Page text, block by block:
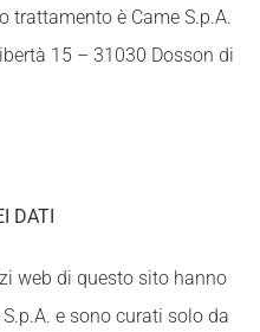
trattamento è Came S.p.A.
15 – 31030 Dosson di
DATI
web di questo sito hanno
e sono curati solo da